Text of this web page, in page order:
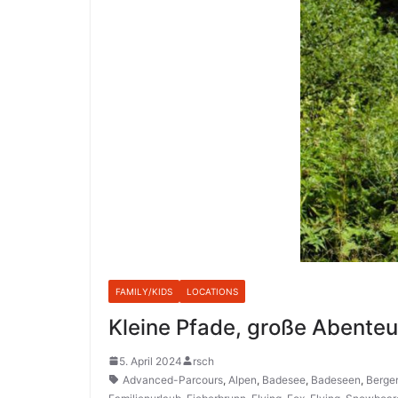
FAMILY/KIDS LOCATIONS
Kleine Pfade, große
5. April 2024
rsch
Advanced-Parcours, Alpen, Badesee, Badeseen,